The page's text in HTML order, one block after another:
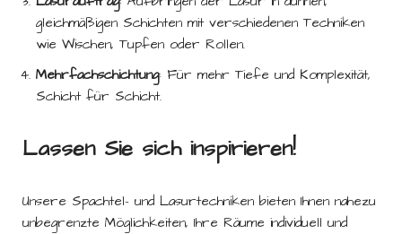
gleichmäßigen Schichten mit verschiedenen Techniken
wie Wischen, Tupfen oder Rollen.
Mehrfachschichtung: Für mehr Tiefe und Komplexität,
Schicht für Schicht.
Lassen Sie sich inspirieren!
Unsere Spachtel- und Lasurtechniken bieten Ihnen nahezu
unbegrenzte Möglichkeiten, Ihre Räume individuell und